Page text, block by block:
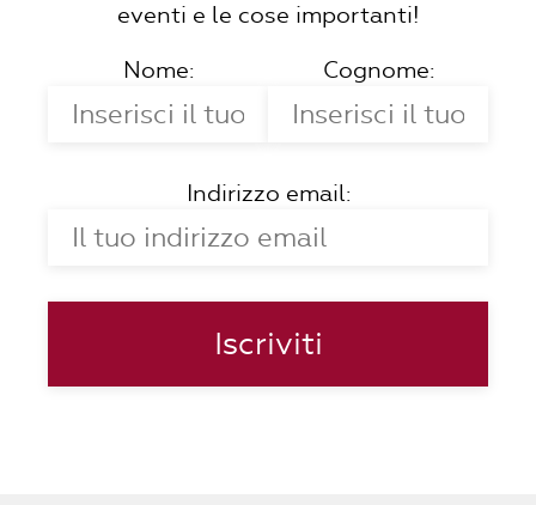
eventi e le cose importanti!
Nome: Cognome:
Indirizzo email: